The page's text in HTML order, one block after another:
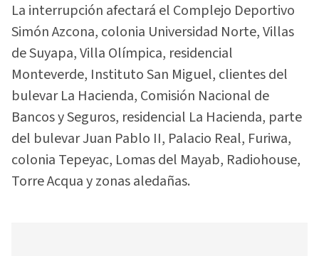
La interrupción afectará el Complejo Deportivo
Simón Azcona, colonia Universidad Norte, Villas
de Suyapa, Villa Olímpica, residencial
Monteverde, Instituto San Miguel, clientes del
bulevar La Hacienda, Comisión Nacional de
Bancos y Seguros, residencial La Hacienda, parte
del bulevar Juan Pablo II, Palacio Real, Furiwa,
colonia Tepeyac, Lomas del Mayab, Radiohouse,
Torre Acqua y zonas aledañas.